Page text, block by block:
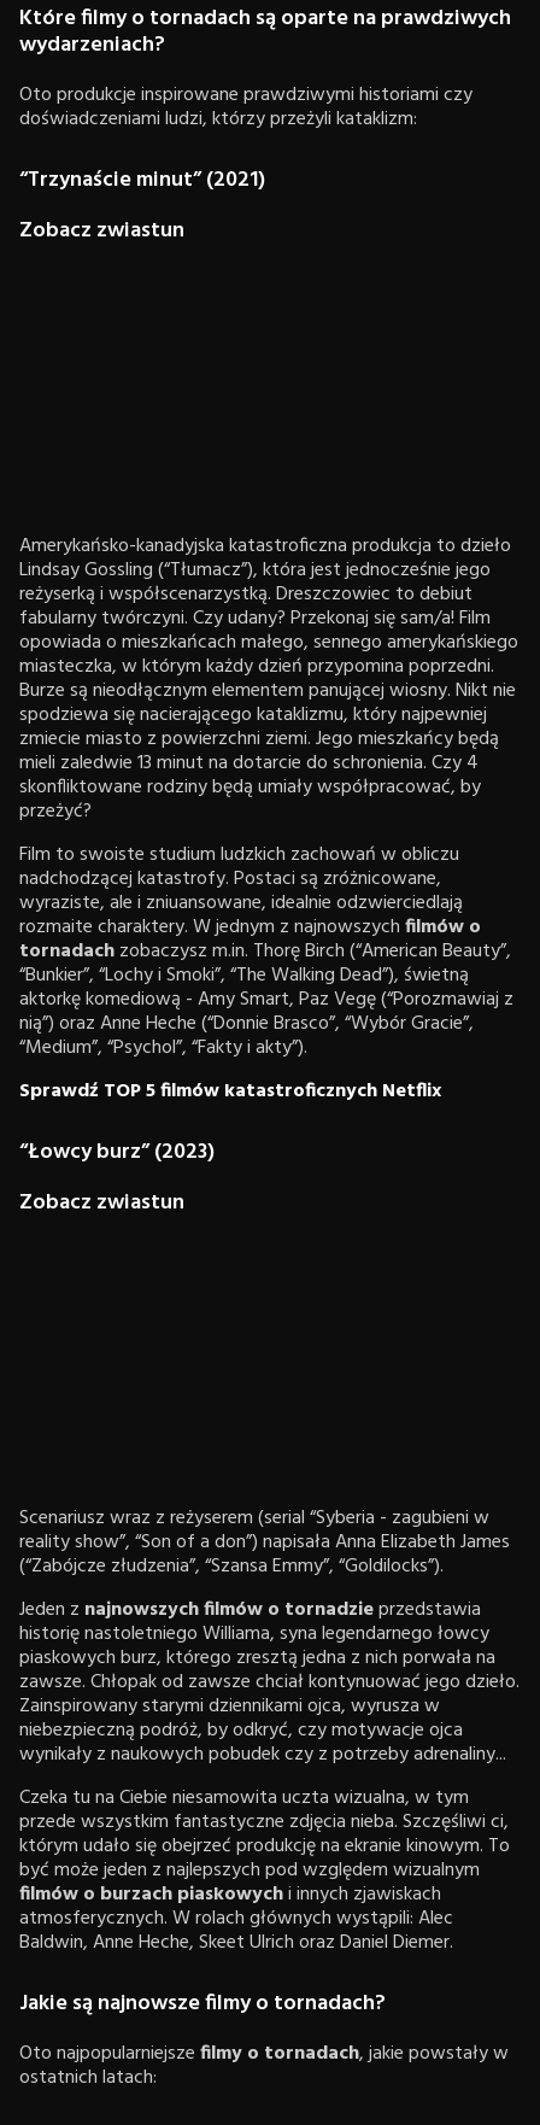
Które filmy o tornadach są oparte na prawdziwych
wydarzeniach?
Oto produkcje inspirowane prawdziwymi historiami czy
doświadczeniami ludzi, którzy przeżyli kataklizm:
“Trzynaście minut” (2021)
Zobacz zwiastun
Amerykańsko-kanadyjska katastroficzna produkcja to dzieło
Lindsay Gossling (“Tłumacz”), która jest jednocześnie jego
reżyserką i współscenarzystką. Dreszczowiec to debiut
fabularny twórczyni. Czy udany? Przekonaj się sam/a! Film
opowiada o mieszkańcach małego, sennego amerykańskiego
miasteczka, w którym każdy dzień przypomina poprzedni.
Burze są nieodłącznym elementem panującej wiosny. Nikt nie
spodziewa się nacierającego kataklizmu, który najpewniej
zmiecie miasto z powierzchni ziemi. Jego mieszkańcy będą
mieli zaledwie 13 minut na dotarcie do schronienia. Czy 4
skonfliktowane rodziny będą umiały współpracować, by
przeżyć?
Film to swoiste studium ludzkich zachowań w obliczu
nadchodzącej katastrofy. Postaci są zróżnicowane,
wyraziste, ale i zniuansowane, idealnie odzwierciedlają
rozmaite charaktery. W jednym z najnowszychfilmów o
tornadachzobaczysz m.in. Thorę Birch (“American Beauty”,
“Bunkier”, “Lochy i Smoki”, “The Walking Dead”), świetną
aktorkę komediową - Amy Smart, Paz Vegę (“Porozmawiaj z
nią”) oraz Anne Heche (“Donnie Brasco”, “Wybór Gracie”,
“Medium”, “Psychol”, “Fakty i akty”).
Sprawdź TOP 5 filmów katastroficznych Netflix
“Łowcy burz” (2023)
Zobacz zwiastun
Scenariusz wraz z reżyserem (serial “Syberia - zagubieni w
reality show”, “Son of a don”) napisała Anna Elizabeth James
(“Zabójcze złudzenia”, “Szansa Emmy”, “Goldilocks”).
Jeden z najnowszych filmów o tornadzieprzedstawia
historię nastoletniego Williama, syna legendarnego łowcy
piaskowych burz, którego zresztą jedna z nich porwała na
zawsze. Chłopak od zawsze chciał kontynuować jego dzieło.
Zainspirowany starymi dziennikami ojca, wyrusza w
niebezpieczną podróż, by odkryć, czy motywacje ojca
wynikały z naukowych pobudek czy z potrzeby adrenaliny...
Czeka tu na Ciebie niesamowita uczta wizualna, w tym
przede wszystkim fantastyczne zdjęcia nieba. Szczęśliwi ci,
którym udało się obejrzeć produkcję na ekranie kinowym. To
być może jeden z najlepszych pod względem wizualnym
filmów o burzach piaskowychi innych zjawiskach
atmosferycznych. W rolach głównych wystąpili: Alec
Baldwin, Anne Heche, Skeet Ulrich oraz Daniel Diemer.
Jakie są najnowsze filmy o tornadach?
Oto najpopularniejszefilmy o tornadach, jakie powstały w
ostatnich latach: